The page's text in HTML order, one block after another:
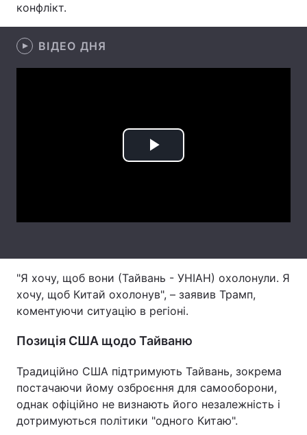
Цікавинки
Екологія
Лонгріди
Тема оформлення
конфлікт.
ВІДЕО ДНЯ
Play
"Я хочу, щоб вони (Тайвань - УНІАН) охолонули. Я
хочу, щоб Китай охолонув", – заявив Трамп,
коментуючи ситуацію в регіоні.
Позиція США щодо Тайваню
Традиційно США підтримують Тайвань, зокрема
постачаючи йому озброєння для самооборони,
однак офіційно не визнають його незалежність і
дотримуються політики "одного Китаю".